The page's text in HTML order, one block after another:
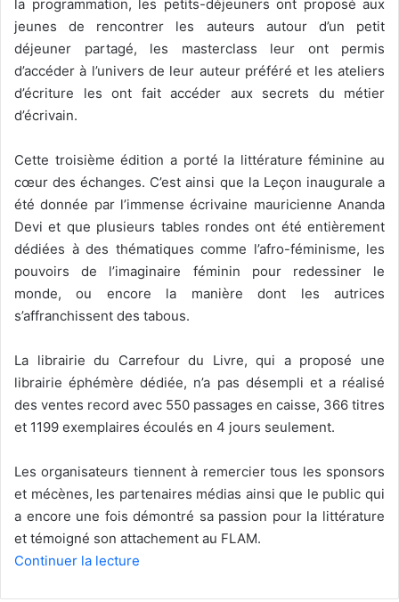
la programmation, les petits-déjeuners ont proposé aux
jeunes de rencontrer les auteurs autour d’un petit
déjeuner partagé, les masterclass leur ont permis
d’accéder à l’univers de leur auteur préféré et les ateliers
d’écriture les ont fait accéder aux secrets du métier
d’écrivain.
Cette troisième édition a porté la littérature féminine au
cœur des échanges. C’est ainsi que la Leçon inaugurale a
été donnée par l’immense écrivaine mauricienne Ananda
Devi et que plusieurs tables rondes ont été entièrement
dédiées à des thématiques comme l’afro-féminisme, les
pouvoirs de l’imaginaire féminin pour redessiner le
monde, ou encore la manière dont les autrices
s’affranchissent des tabous.
La librairie du Carrefour du Livre, qui a proposé une
librairie éphémère dédiée, n’a pas désempli et a réalisé
des ventes record avec 550 passages en caisse, 366 titres
et 1199 exemplaires écoulés en 4 jours seulement.
Les organisateurs tiennent à remercier tous les sponsors
et mécènes, les partenaires médias ainsi que le public qui
a encore une fois démontré sa passion pour la littérature
et témoigné son attachement au FLAM.
Continuer la lecture